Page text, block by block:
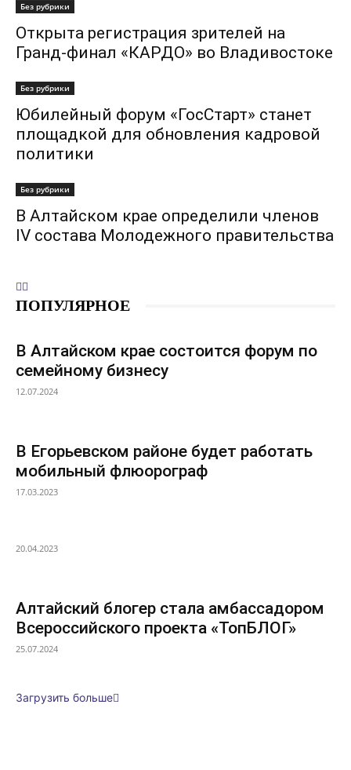
Без рубрики
Открыта регистрация зрителей на
Гранд-финал «КАРДО» во Владивостоке
Без рубрики
Юбилейный форум «ГосСтарт» станет
площадкой для обновления кадровой
политики
Без рубрики
В Алтайском крае определили членов
IV состава Молодежного правительства
ПОПУЛЯРНОЕ
В Алтайском крае состоится форум по
семейному бизнесу
12.07.2024
В Егорьевском районе будет работать
мобильный флюорограф
17.03.2023
20.04.2023
Алтайский блогер стала амбассадором
Всероссийского проекта «ТопБЛОГ»
25.07.2024
Загрузить больше